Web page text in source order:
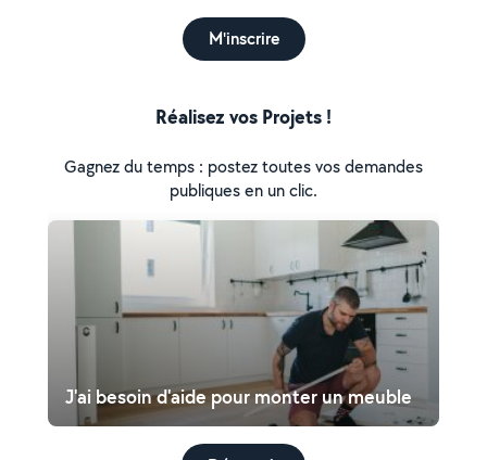
M'inscrire
Réalisez vos Projets !
Gagnez du temps : postez toutes vos demandes
publiques en un clic.
J'ai besoin d'aide pour monter un meuble